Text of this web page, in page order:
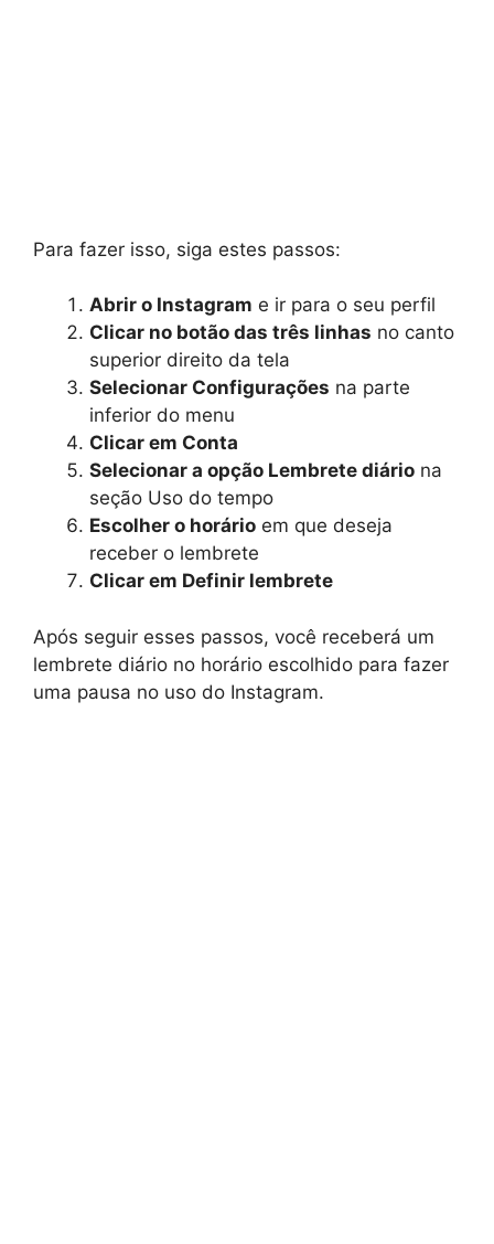
Para fazer isso, siga estes passos:
Abrir o Instagram e ir para o seu perfil
Clicar no botão das três linhas no canto
superior direito da tela
Selecionar Configurações na parte
inferior do menu
Clicar em Conta
Selecionar a opção Lembrete diário na
seção Uso do tempo
Escolher o horário em que deseja
receber o lembrete
Clicar em Definir lembrete
Após seguir esses passos, você receberá um
lembrete diário no horário escolhido para fazer
uma pausa no uso do Instagram.